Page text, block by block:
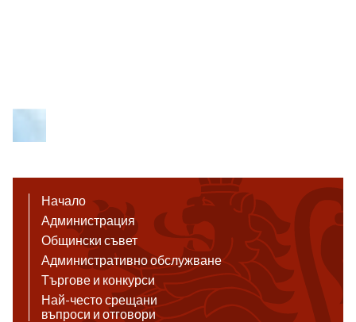
Начало
Администрация
Общински съвет
Административно обслужване
Търгове и конкурси
Най-често срещани
въпроси и отговори